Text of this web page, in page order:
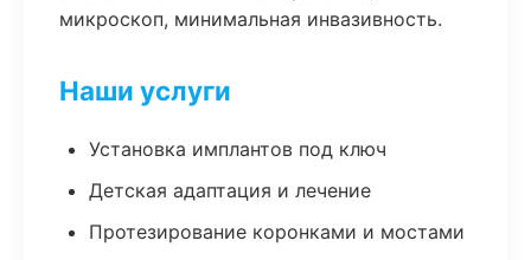
микроскоп, минимальная инвазивность.
Наши услуги
Установка имплантов под ключ
Детская адаптация и лечение
Протезирование коронками и мостами